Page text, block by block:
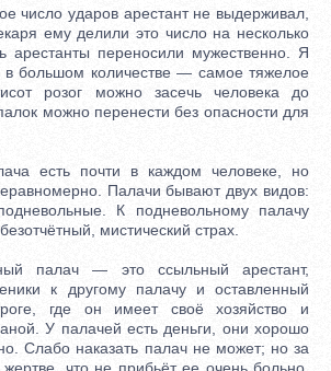
число ударов арестант не выдерживал,
ему делили это число на несколько
арестанты переносили мужественно. Я
в большом количестве — самое тяжелое
розог можно засечь человека до
можно перенести без опасности для
есть почти в каждом человеке, но
Палачи бывают двух видов:
К подневольному палачу
мистический страх.
палач — это ссыльный арестант,
к другому палачу и оставленный
где он имеет своё хозяйство и
У палачей есть деньги, они хорошо
Слабо наказать палач не может; но за
что не прибьёт ее очень больно.